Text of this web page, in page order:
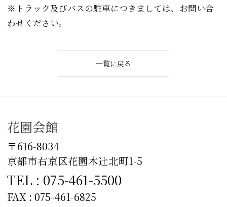
※トラック及びバスの駐車につきましては、お問い合
わせください。
一覧に戻る
花園会館
〒616-8034
京都市右京区花園木辻󠄀北町1-5
TEL : 075-461-5500
FAX : 075-461-6825